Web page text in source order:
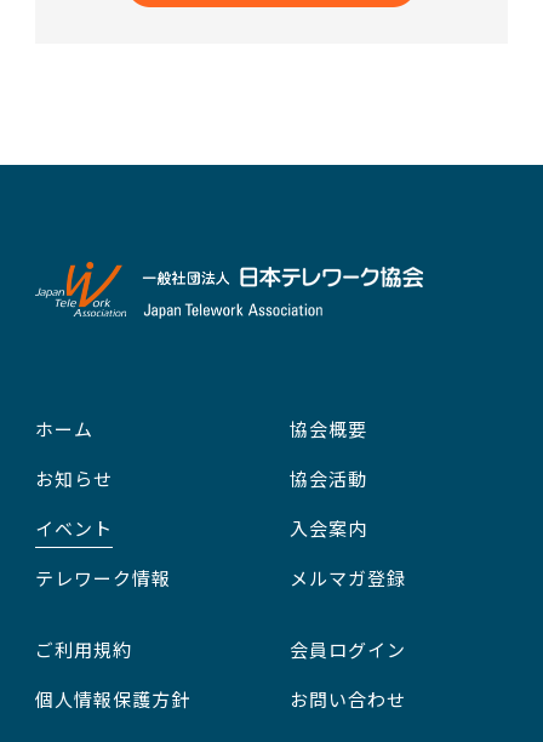
ホーム
お知らせ
イベント
テレワーク情報
協会概要
協会活動
入会案内
メルマガ登録
ご利用規約
個人情報保護方針
会員ログイン
お問い合わせ